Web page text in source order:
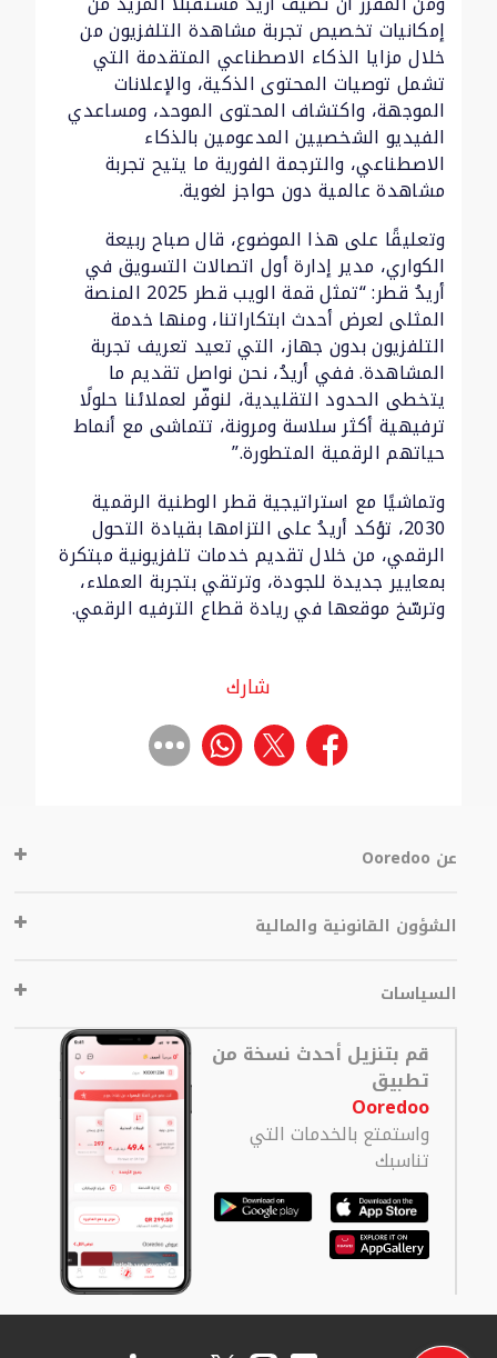
إمكانيات تخصيص تجربة مشاهدة التلفزيون من
خلال مزايا الذكاء الاصطناعي المتقدمة التي
تشمل توصيات المحتوى الذكية، والإعلانات
الموجهة، واكتشاف المحتوى الموحد، ومساعدي
الفيديو الشخصيين المدعومين بالذكاء
الاصطناعي، والترجمة الفورية ما يتيح تجربة
مشاهدة عالمية دون حواجز لغوية.
وتعليقًا على هذا الموضوع، قال صباح ربيعة
الكواري، مدير إدارة أول اتصالات التسويق في
أريدُ قطر: “تمثل قمة الويب قطر 2025 المنصة
المثلى لعرض أحدث ابتكاراتنا، ومنها خدمة
التلفزيون بدون جهاز، التي تعيد تعريف تجربة
المشاهدة. ففي أريدُ، نحن نواصل تقديم ما
يتخطى الحدود التقليدية، لنوفّر لعملائنا حلولًا
ترفيهية أكثر سلاسة ومرونة، تتماشى مع أنماط
حياتهم الرقمية المتطورة.”
وتماشيًا مع استراتيجية قطر الوطنية الرقمية
2030، تؤكد أريدُ على التزامها بقيادة التحول
الرقمي، من خلال تقديم خدمات تلفزيونية مبتكرة
بمعايير جديدة للجودة، وترتقي بتجربة العملاء،
وترسّخ موقعها في ريادة قطاع الترفيه الرقمي.
شارك
عن Ooredoo
الشؤون القانونية والمالية
السياسات
قم بتنزيل أحدث نسخة من
تطبيق
Ooredoo
واستمتع بالخدمات التي
تناسبك